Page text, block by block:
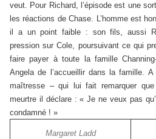
veut. Pour Richard, l’épisode est une
les réactions de Chase. L’homme est
il a un point faible : son fils, aussi
pression sur Cole, poursuivant ce qui
faire payer à toute la famille
Angela de l’accueillir dans la famille.
maîtresse – qui lui fait remarquer
meurtre il déclare : « Je ne veux pas
condamné ! »
Margaret Ladd